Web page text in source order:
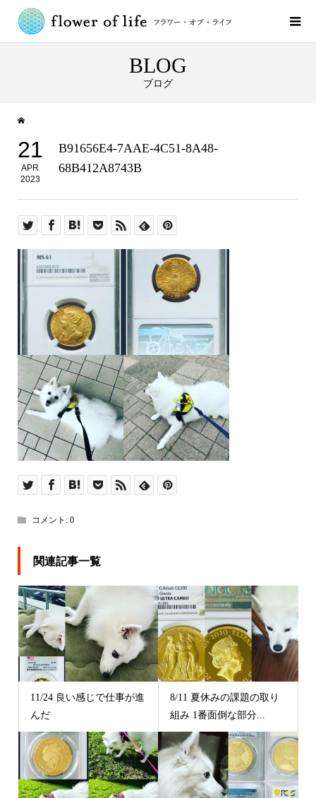
BLOG
ブログ
21
APR
2023
B91656E4-7AAE-4C51-8A48-
68B412A8743B
コメント: 0
関連記事一覧
11/24 良い感じで仕事が進
んだ
8/11 夏休みの課題の取り
組み 1番面倒な部分...